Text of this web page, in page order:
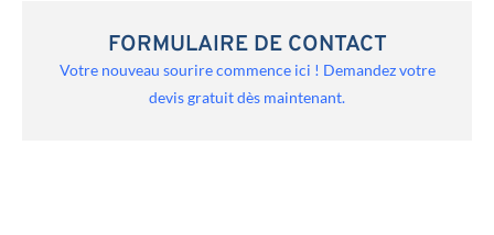
FORMULAIRE DE CONTACT
Votre nouveau sourire commence ici ! Demandez votre
devis gratuit dès maintenant.